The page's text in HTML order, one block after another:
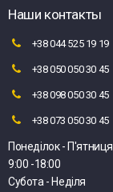
Наши контакты
+38 044 525 19 19
+38 050 050 30 45
+38 098 050 30 45
+38 073 050 30 45
Понеділок - П'ятниця
9:00 -18:00
Субота - Неділя